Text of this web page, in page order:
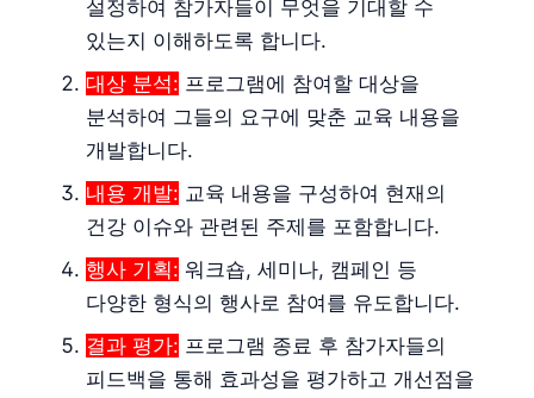
설정하여 참가자들이 무엇을 기대할 수
있는지 이해하도록 합니다.
대상 분석: 프로그램에 참여할 대상을
분석하여 그들의 요구에 맞춘 교육 내용을
개발합니다.
내용 개발: 교육 내용을 구성하여 현재의
건강 이슈와 관련된 주제를 포함합니다.
행사 기획: 워크숍, 세미나, 캠페인 등
다양한 형식의 행사로 참여를 유도합니다.
결과 평가: 프로그램 종료 후 참가자들의
피드백을 통해 효과성을 평가하고 개선점을